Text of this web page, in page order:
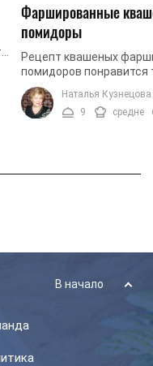
Фаршированные
помидоры
Рецепт квашеных
помидоров понравится
которым надоело
которые хотят
у себя на кухне и ...
Наталья Кузнецова
9
средне
В начало